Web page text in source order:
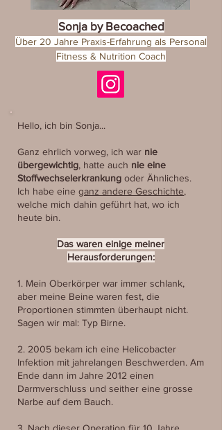
Sonja by Becoached
Über 20 Jahre Praxis-Erfahrung als Personal
Fitness & Nutrition Coach
Hello, ich bin Sonja...
Ganz ehrlich vorweg, ich war nie
übergewichtig, hatte auch nie eine
Stoffwechselerkrankung oder Ähnliches.
Ich habe eine ganz andere Geschichte,
welche mich dahin geführt hat, wo ich
heute bin.
Das waren einige meiner
Herausforderungen:
1. Mein Oberkörper war immer schlank,
aber meine Beine waren fest, die
Proportionen stimmten überhaupt nicht.
Sagen wir mal: Typ Birne.
2. 2005 bekam ich eine Helicobacter
Infektion mit jahrelangen Beschwerden. Am
Ende dann im Jahre 2012 einen
Darmverschluss und seither eine grosse
Narbe auf dem Bauch.